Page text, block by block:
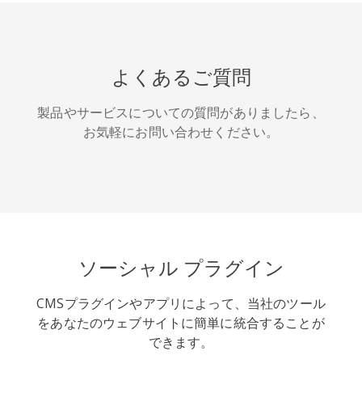
アイオー
カカオ
キンディ
よくあるご質問
製品やサービスについての質問がありましたら、
お気軽にお問い合わせください。
ソーシャル プラグイン
CMSプラグインやアプリによって、当社のツール
をあなたのウェブサイトに簡単に統合することが
できます。